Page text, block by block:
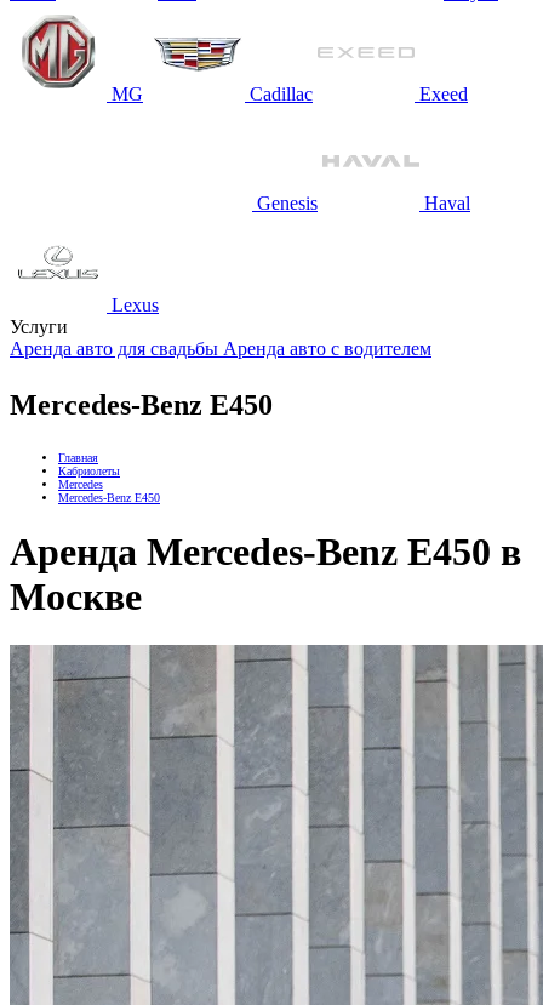
MG Cadillac Exeed
Genesis Haval
Lexus
Услуги
Аренда авто для свадьбы Аренда авто с водителем
Mercedes-Benz E450
Главная
Кабриолеты
Mercedes
Mercedes-Benz E450
Аренда Mercedes-Benz E450 в
Москве